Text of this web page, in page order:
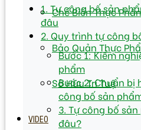
Chế Biến Thực
Bảo Quản Thực
Sở Hữu Trí Tuệ
VIDEO
1. Tự công bố sản
đâu
2. Quy trình tự công
Bước 1: Kiểm
phẩm
Bước 2: Chuẩn bị
công bố sản
3. Tự công bố
đâu?